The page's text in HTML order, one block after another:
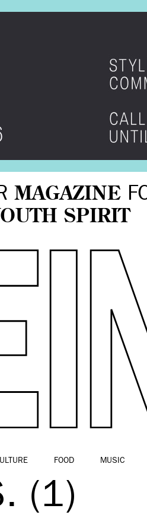
MAGAZINE
SPIRIT
FOOD MUSIC
(1)